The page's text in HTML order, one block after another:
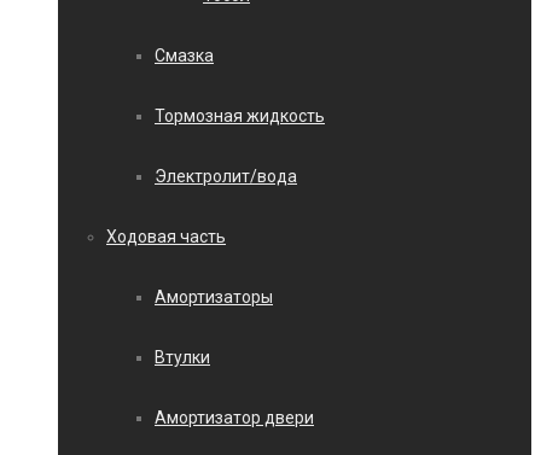
Смазка
Тормозная жидкость
Электролит/вода
Ходовая часть
Амортизаторы
Втулки
Амортизатор двери